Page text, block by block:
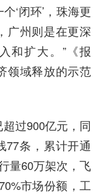
‘闭环’，珠海更
广州则是在更深
和扩大。”《报
领域释放的示范
过900亿元，同
77条，累计开通
量60万架次，飞
市场份额，工